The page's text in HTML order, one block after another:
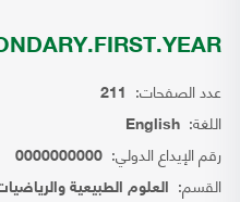
عدد الصفحات: 211
اللغة: English
رقم الإيداع الدولي: 0000000000
القسم: العلوم الطبيعية